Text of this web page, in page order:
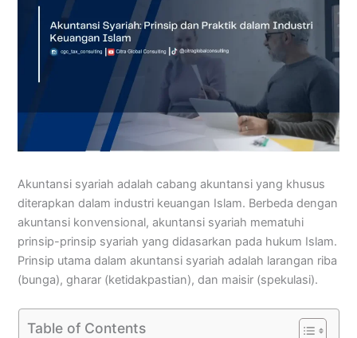
Akuntansi syariah adalah cabang akuntansi yang khusus
diterapkan dalam industri keuangan Islam. Berbeda dengan
akuntansi konvensional, akuntansi syariah mematuhi
prinsip-prinsip syariah yang didasarkan pada hukum Islam.
Prinsip utama dalam akuntansi syariah adalah larangan riba
(bunga), gharar (ketidakpastian), dan maisir (spekulasi).
Table of Contents